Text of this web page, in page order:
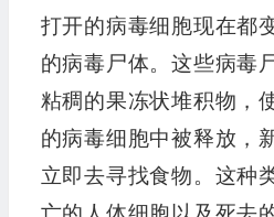
打开的病毒细胞现在都
的病毒尸体。这些病毒
粘稠的果冻状堆积物，
的病毒细胞中被释放，
立即去寻找食物。这种